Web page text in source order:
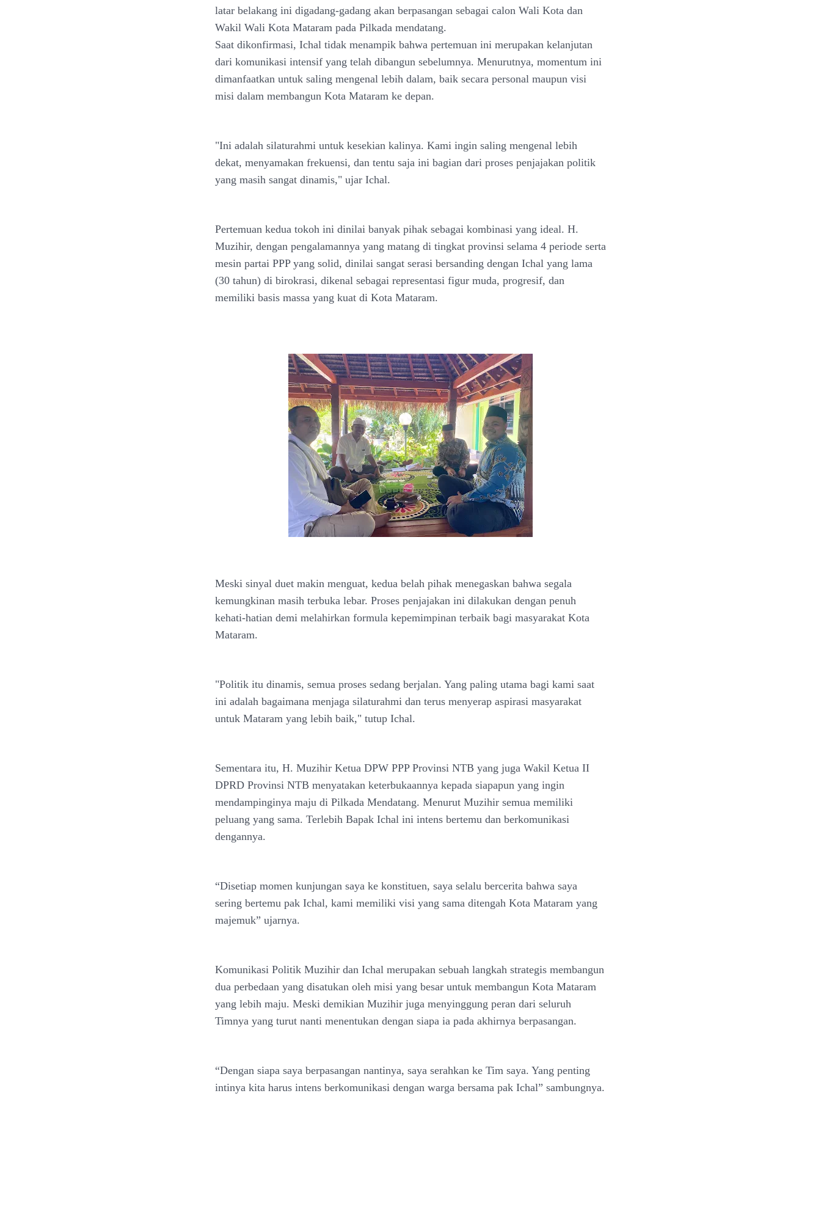
latar belakang ini digadang-gadang akan berpasangan sebagai calon Wali Kota dan
Wakil Wali Kota Mataram pada Pilkada mendatang.
Saat dikonfirmasi, Ichal tidak menampik bahwa pertemuan ini merupakan kelanjutan
dari komunikasi intensif yang telah dibangun sebelumnya. Menurutnya, momentum ini
dimanfaatkan untuk saling mengenal lebih dalam, baik secara personal maupun visi
misi dalam membangun Kota Mataram ke depan.
"Ini adalah silaturahmi untuk kesekian kalinya. Kami ingin saling mengenal lebih
dekat, menyamakan frekuensi, dan tentu saja ini bagian dari proses penjajakan politik
yang masih sangat dinamis," ujar Ichal.
Pertemuan kedua tokoh ini dinilai banyak pihak sebagai kombinasi yang ideal. H.
Muzihir, dengan pengalamannya yang matang di tingkat provinsi selama 4 periode serta
mesin partai PPP yang solid, dinilai sangat serasi bersanding dengan Ichal yang lama
(30 tahun) di birokrasi, dikenal sebagai representasi figur muda, progresif, dan
memiliki basis massa yang kuat di Kota Mataram.
Meski sinyal duet makin menguat, kedua belah pihak menegaskan bahwa segala
kemungkinan masih terbuka lebar. Proses penjajakan ini dilakukan dengan penuh
kehati-hatian demi melahirkan formula kepemimpinan terbaik bagi masyarakat Kota
Mataram.
"Politik itu dinamis, semua proses sedang berjalan. Yang paling utama bagi kami saat
ini adalah bagaimana menjaga silaturahmi dan terus menyerap aspirasi masyarakat
untuk Mataram yang lebih baik," tutup Ichal.
Sementara itu, H. Muzihir Ketua DPW PPP Provinsi NTB yang juga Wakil Ketua II
DPRD Provinsi NTB menyatakan keterbukaannya kepada siapapun yang ingin
mendampinginya maju di Pilkada Mendatang. Menurut Muzihir semua memiliki
peluang yang sama. Terlebih Bapak Ichal ini intens bertemu dan berkomunikasi
dengannya.
“Disetiap momen kunjungan saya ke konstituen, saya selalu bercerita bahwa saya
sering bertemu pak Ichal, kami memiliki visi yang sama ditengah Kota Mataram yang
majemuk” ujarnya.
Komunikasi Politik Muzihir dan Ichal merupakan sebuah langkah strategis membangun
dua perbedaan yang disatukan oleh misi yang besar untuk membangun Kota Mataram
yang lebih maju. Meski demikian Muzihir juga menyinggung peran dari seluruh
Timnya yang turut nanti menentukan dengan siapa ia pada akhirnya berpasangan.
“Dengan siapa saya berpasangan nantinya, saya serahkan ke Tim saya. Yang penting
intinya kita harus intens berkomunikasi dengan warga bersama pak Ichal” sambungnya.